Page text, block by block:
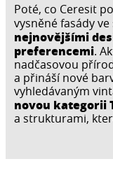
Poté, co Ceresit
vysněné fasády
nejnovějšími
preferencemi.
nadčasovou
a přináší nové
vyhledávaným
novou kategorii
a strukturami,